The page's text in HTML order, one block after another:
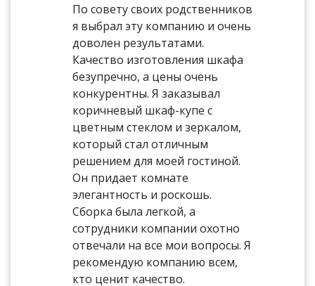
По совету своих родственников
я выбрал эту компанию и очень
доволен результатами.
Качество изготовления шкафа
безупречно, а цены очень
конкурентны. Я заказывал
коричневый шкаф-купе с
цветным стеклом и зеркалом,
который стал отличным
решением для моей гостиной.
Он придает комнате
элегантность и роскошь.
Сборка была легкой, а
сотрудники компании охотно
отвечали на все мои вопросы. Я
рекомендую компанию всем,
кто ценит качество.